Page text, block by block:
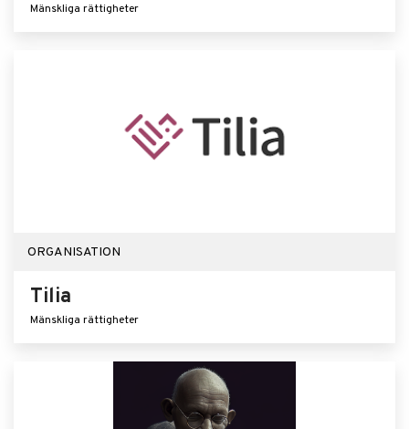
Mänskliga rättigheter
ORGANISATION
Tilia
Mänskliga rättigheter